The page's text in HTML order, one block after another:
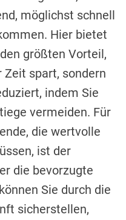
möglichst schnell
Hier bietet
größten Vorteil,
Zeit spart, sondern
indem Sie
vermeiden. Für
die wertvolle
ist der
die bevorzugte
Sie durch die
sicherstellen,